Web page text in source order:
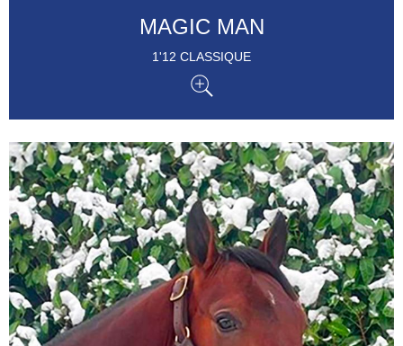
MAGIC MAN
1'12 CLASSIQUE